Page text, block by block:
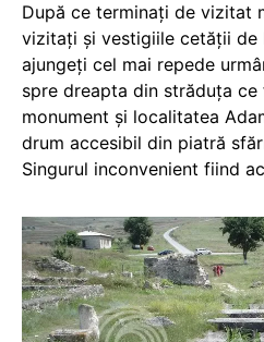
După ce terminaţi de vizitat
vizitaţi şi vestigiile cetăţii de
ajungeţi cel mai repede
spre dreapta din străduţa
monument şi localitatea
drum accesibil din piatră
Singurul inconvenient fiind